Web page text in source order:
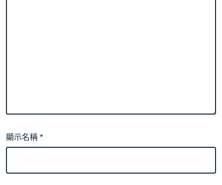
顯示名稱*